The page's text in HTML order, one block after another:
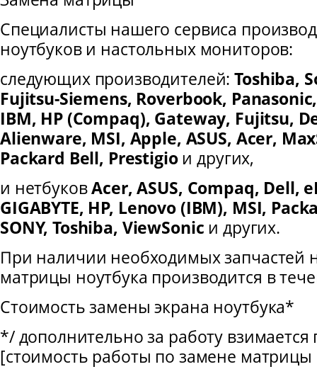
Специалисты нашего сервиса
ноутбуков и настольных мониторов:
следующих производителей:Toshiba,
Fujitsu-Siemens, Roverbook,
IBM, HP (Compaq), Gateway, Fujitsu,
Alienware, MSI, Apple, ASUS, Acer,
Packard Bell, Prestigioи других,
и нетбуковAcer, ASUS, Compaq, Dell,
GIGABYTE, HP, Lenovo (IBM), MSI,
SONY, Toshiba, ViewSonic и других.
При наличии необходимых запчастей
матрицы ноутбука производится в
Стоимость замены экрана ноутбука*
*/ дополнительно за работу взимается
[стоимость работы по замене матрицы